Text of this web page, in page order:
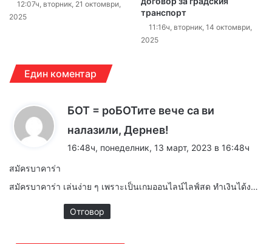
12:07ч, вторник, 21 октомври,
2025
транспорт
11:16ч, вторник, 14 октомври,
2025
Един коментар
БОТ = роБОТите вече са ви
налазили, Дернев!
:
16:48ч, понеделник, 13 март, 2023 в 16:48ч
สมัครบาคาร่า
สมัครบาคาร่า เล่นง่าย ๆ เพราะเป็นเกมออนไลน์ไลฟ์สด ทำเงินได้ง…
Отговор